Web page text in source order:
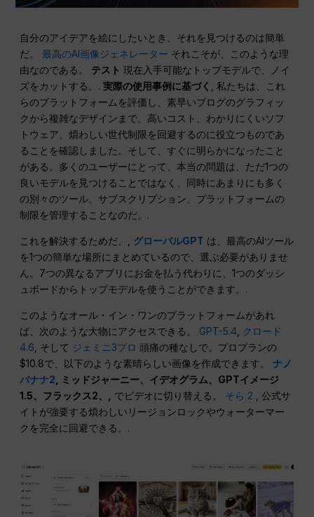
自分のアイデアを絵にしたいとき、それを見つけるのは簡単
だ。
最高のAI画像ジェネレーター それこそが、このような理
由なのである。 テスト 現在入手可能なトップモデルで、ノイ
ズをカットする。.実際の使用事例に基づく
, 私たちは、これ
らのプラットフォームを評価し、素早いブログのグラフィッ
クから複雑なデザインまで、高いコスト、わかりにくいソフ
トウェア、煩わしい世代制限を回避するのに役立つものであ
ることを確認しました。そして、すぐに明らかになったこと
がある。多くのユーザーにとって、本当の問題は、ただ1つの
良いモデルを見つけることではなく、同時にあまりにも多く
の別々のツール、サブスクリプション、プラットフォームの
制限を管理することなのだ。.
これを解決するためだ、, グローバルGPT は、最高のAIツール
を1つの簡単な場所にまとめているので、選ぶ必要がありませ
ん。7つの異なるアプリにお金を払う代わりに、1つのダッシ
ュボードからトップモデルを使うことができます。.
このようなオール・イン・ワンのプラットフォームがあれ
ば、次のような大物にアクセスできる。 GPT-5.4, クロード
4.6, そして ジェミニ3プロ 頭痛の種なしで。プロプランの
$10.8で、以下のような素晴らしい画像を作成できます。ナノ
バナナ2, ミッドジャーニー、イデオグラム、GPTイメージ
1.5、フラックス2、, でビデオに切り替える。 そら 2 , 公式サ
イトが強要する煩わしいリージョンロックやウォーターマー
クを完全に回避できる。.